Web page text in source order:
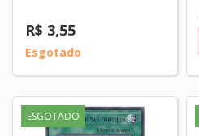
R$ 3,55
Esgotado
ESGOTADO